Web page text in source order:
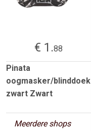
€ 1.88
Pinata
oogmasker/blinddoek
zwart Zwart
Meerdere shops